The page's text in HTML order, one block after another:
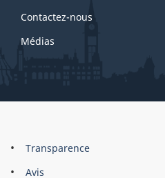
Contactez-nous
Médias
About
this
Brand
Transparence
Avis